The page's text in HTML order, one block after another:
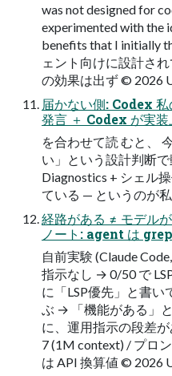
was not designed for
experimented with the
benefits that I initially
ェント向けに設計さ
の効果は出ず © 2026
届かない側: Codex
発言 ＋ Codex が実
を合わせて読 むと、
い」という設計判断
Diagnostics + シェル
ている — というのが
経路がある ≠ モデル
ノート: agent は
自前実験 (Claude
指示なし → 0/50 で
に「LSP優先」と書い
ぶ → 「機能がある」
に、運用指示の段差
7 (1M context) / プロ
は API 換算値 © 2026